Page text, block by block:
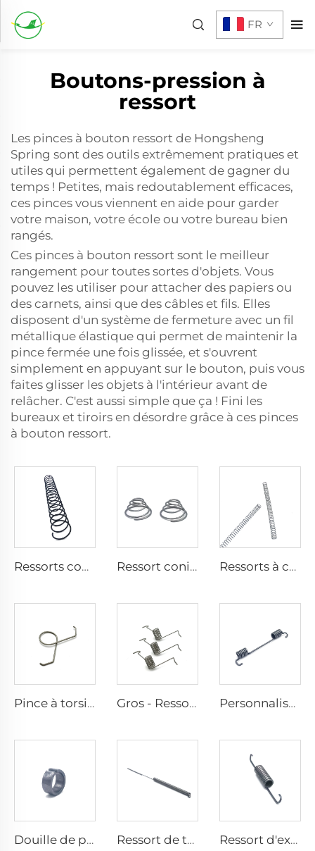
FR
Boutons-pression à
ressort
Les pinces à bouton ressort de Hongsheng
Spring sont des outils extrêmement pratiques et
utiles qui permettent également de gagner du
temps ! Petites, mais redoutablement efficaces,
ces pinces vous viennent en aide pour garder
votre maison, votre école ou votre bureau bien
rangés.
Ces pinces à bouton ressort sont le meilleur
rangement pour toutes sortes d'objets. Vous
pouvez les utiliser pour attacher des papiers ou
des carnets, ainsi que des câbles et fils. Elles
disposent d'un système de fermeture avec un fil
métallique élastique qui permet de maintenir la
pince fermée une fois glissée, et s'ouvrent
simplement en appuyant sur le bouton, puis vous
faites glisser les objets à l'intérieur avant de
relâcher. C'est aussi simple que ça ! Fini les
bureaux et tiroirs en désordre grâce à ces pinces
à bouton ressort.
Ressorts coniques en acier au carbone spiralés et comprimés, usine certifiée CE ISO Ressort conique en acier inoxydable, ressort de compression en tour Ressorts à compression hélicoïdaux en acier inoxydable sur mesure
Pince à torsion double en acier inoxydable, formée au fil, fabriquée en usine certifiée CE ISO Gros - Ressort de torsion pour appareil d'exercice en acier inoxydable Personnalisation de ressorts de porte en acier inoxydable à retour élastique de type ressort torsionnel
Douille de palier en métal pour machine d'ingénierie Ressort de traction Hongsheng avec style en fil, en acier inoxydable Ressort d'extension double crochet en spirale métallique petite taille, fabriqué en usine certifiée CE ISO